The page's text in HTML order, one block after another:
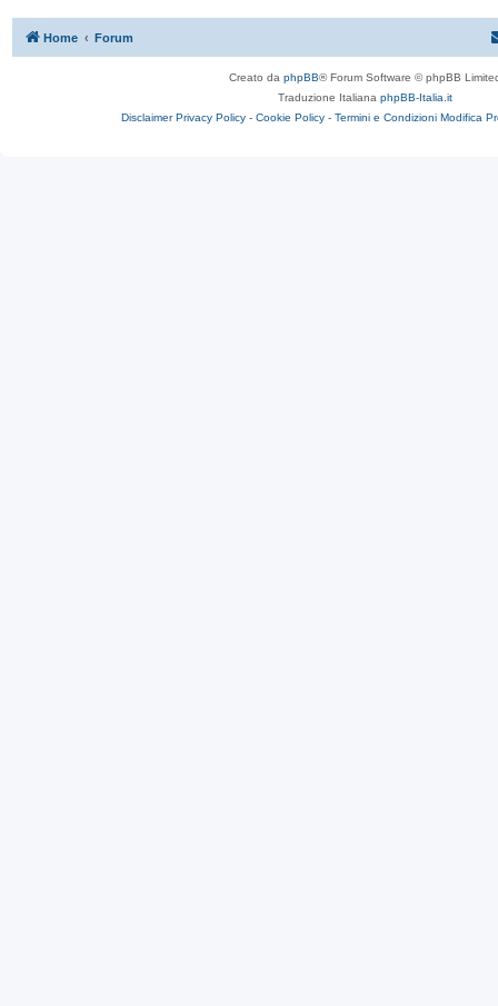
Home Forum
Creato da phpBB® Forum Software © phpBB
Traduzione Italiana phpBB-Italia.it
Disclaimer Privacy Policy - Cookie Policy - Termini e Condizioni Modifica